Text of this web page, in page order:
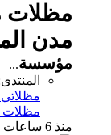
مظلات
مدن
مؤسسة...
مظلات
منذ 6 ساعات